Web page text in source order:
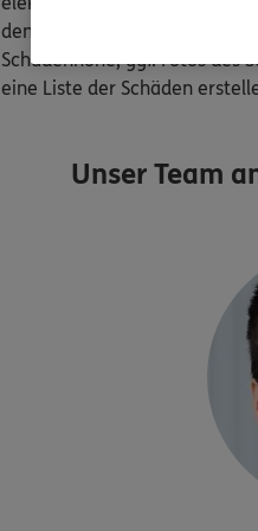
den Schaden melden:
Schadenhöhe, ggf. Fotos des
eine Liste der Schäden
Unser Team